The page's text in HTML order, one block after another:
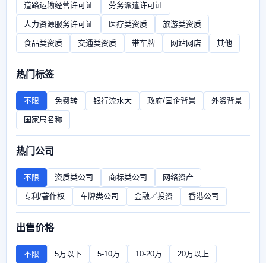
道路运输经营许可证 劳务派遣许可证
人力资源服务许可证 医疗类资质 旅游类资质
食品类资质 交通类资质 带车牌 网站网店 其他
热门标签
不限 免费转 银行流水大 政府/国企背景 外资背景
国家局名称
热门公司
不限 资质类公司 商标类公司 网络资产
专利/著作权 车牌类公司 金融／投资 香港公司
出售价格
不限 5万以下 5-10万 10-20万 20万以上